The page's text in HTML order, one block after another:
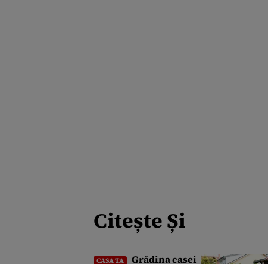
Citește Și
CASA TA
Grădina casei